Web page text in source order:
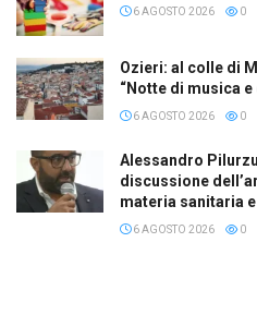
6 AGOSTO 2026 0
Ozieri: al colle di
“Notte di musica e
6 AGOSTO 2026 0
Alessandro
discussione
materia sanitaria
6 AGOSTO 2026 0